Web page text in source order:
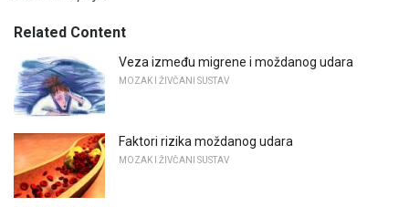
Related Content
Veza između migrene i moždanog udara
MOZAK I ŽIVČANI SUSTAV
Faktori rizika moždanog udara
MOZAK I ŽIVČANI SUSTAV